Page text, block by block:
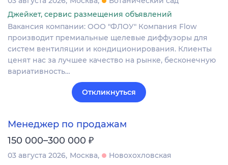
Джейкет, сервис размещения объявлений
Вакансия компании: ООО "ФЛОУ" Компания Flow
производит премиальные щелевые диффузоры для
систем вентиляции и кондиционирования. Клиенты
ценят нас за лучшее качество на рынке, бесконечную
вариативность…
Откликнуться
Менеджер по продажам
150 000–300 000 ₽
03 августа 2026 Москва
Новохохловская